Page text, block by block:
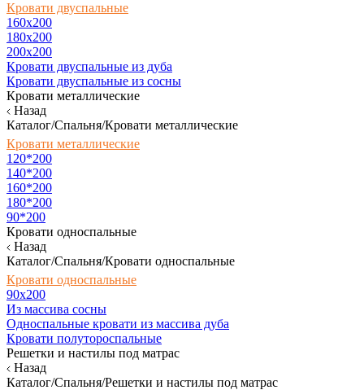
Кровати двуспальные
160х200
180x200
200x200
Кровати двуспальные из дуба
Кровати двуспальные из сосны
Кровати металлические
Назад
Каталог/Спальня/Кровати металлические
Кровати металлические
120*200
140*200
160*200
180*200
90*200
Кровати односпальные
Назад
Каталог/Спальня/Кровати односпальные
Кровати односпальные
90х200
Из массива сосны
Односпальные кровати из массива дуба
Кровати полутороспальные
Решетки и настилы под матрас
Назад
Каталог/Спальня/Решетки и настилы под матрас